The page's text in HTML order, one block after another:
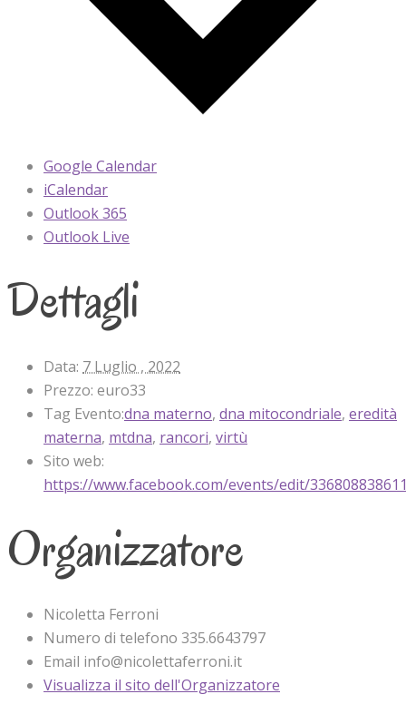
Google Calendar
iCalendar
Outlook 365
Outlook Live
Dettagli
Data: 7 Luglio , 2022
Prezzo: euro33
Tag Evento:dna materno, dna mitocondriale, eredità
materna, mtdna, rancori, virtù
Sito web:
https://www.facebook.com/events/edit/
Organizzatore
Nicoletta Ferroni
Numero di telefono 335.6643797
Email info@nicolettaferroni.it
Visualizza il sito dell'Organizzatore